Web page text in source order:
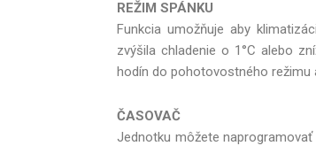
REŽIM SPÁNKU
Funkcia umožňuje aby
zvýšila chladenie o 1°C alebo
hodín do pohotovostného režimu
ČASOVAČ
Jednotku môžete